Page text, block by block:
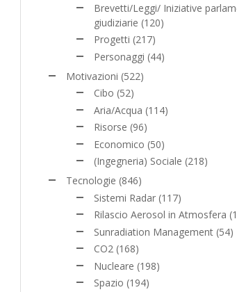
Brevetti/Leggi/ Iniziative
giudiziarie (120)
Progetti (217)
Personaggi (44)
Motivazioni (522)
Cibo (52)
Aria/Acqua (114)
Risorse (96)
Economico (50)
(Ingegneria) Sociale (218)
Tecnologie (846)
Sistemi Radar (117)
Rilascio Aerosol in Atmosfera
Sunradiation Management (54)
CO2 (168)
Nucleare (198)
Spazio (194)